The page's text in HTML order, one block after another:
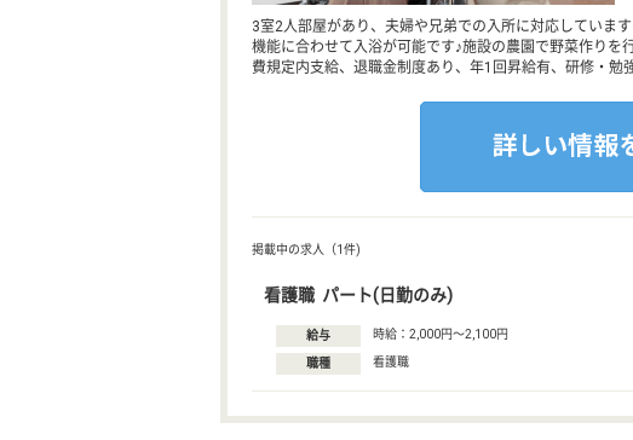
3室2人部屋があり、夫婦や兄弟での入所に対応していま
機能に合わせて入浴が可能です♪施設の農園で野菜作りを
費規定内支給、退職金制度あり、年1回昇給有、研修・
掲載中の求人（1件)
看護職 パート(日勤のみ)
給与 時給：2,000円〜2,100円
職種 看護職